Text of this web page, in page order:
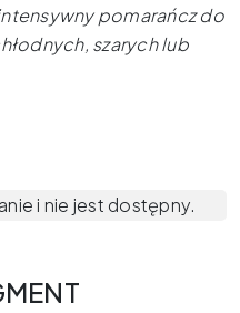
pomarańcz do
szarych lub
i nie jest dostępny.